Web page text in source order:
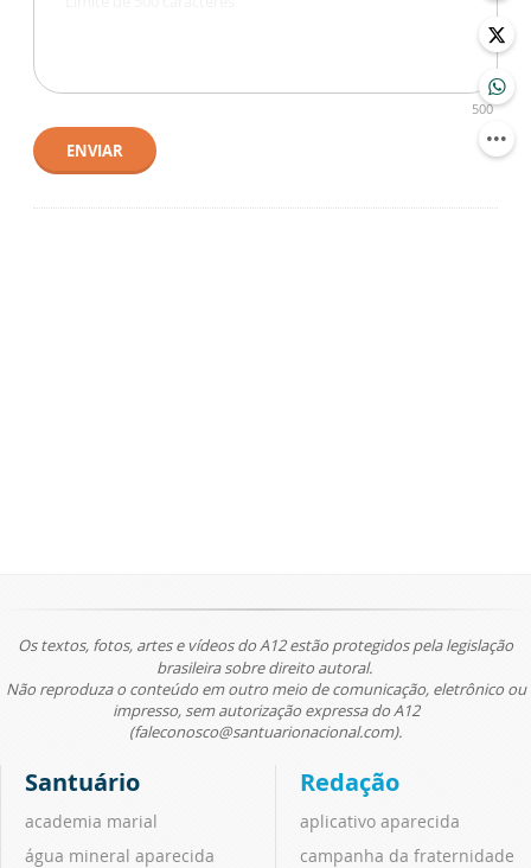
500
ENVIAR
Os textos, fotos, artes e vídeos do A12 estão protegidos pela legislação
brasileira sobre direito autoral.
Não reproduza o conteúdo em outro meio de comunicação, eletrônico ou
impresso, sem autorização expressa do A12
(faleconosco@santuarionacional.com).
Santuário
academia marial
água mineral aparecida
Redação
aplicativo aparecida
campanha da fraternidade